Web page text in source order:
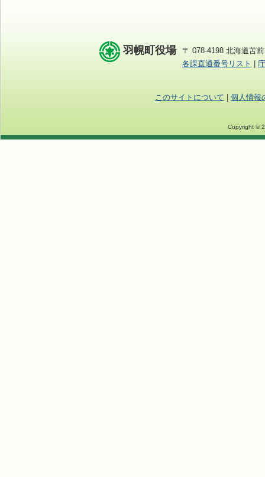
羽幌町役場
〒 078-4198 北海道苫
各課直通番号リスト
このサイトについて 個人情報
Copyright ©